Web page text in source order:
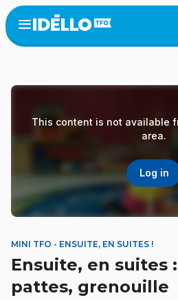
Skip
to
main
Open
menu
This content is not available
area.
Log in
MINI TFO - ENSUITE, EN SUITES !
Ensuite, en suites
pattes, grenouille